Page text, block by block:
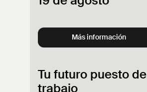
Más información
Tu futuro puesto de
trabajo